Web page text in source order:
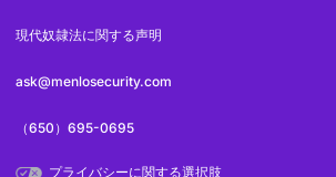
現代奴隷法に関する声明
ask@menlosecurity.com
（650）695-0695
プライバシーに関する選択肢